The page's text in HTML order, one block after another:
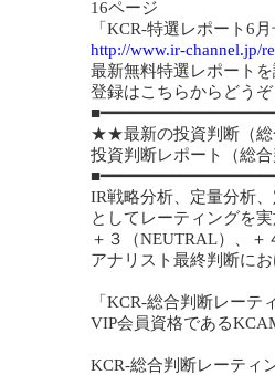
16ページ
「KCR-特選レポート6月
http://www.ir-channel.jp/
最新無料特選レポート
登録はこちらからどう
★★最新の投資判断（総
投資判断レポート（総
IR戦略分析、定量分析
としてレーティングを
＋３（NEUTRAL）、＋
アナリスト最終判断に
「KCR-総合判断レー
VIP会員資格である
KCR-総合判断レーティ